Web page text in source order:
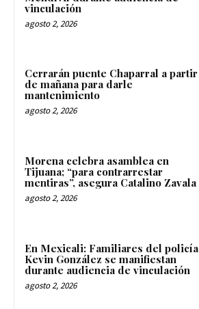
vinculación
agosto 2, 2026
Cerrarán puente Chaparral a partir
de mañana para darle
mantenimiento
agosto 2, 2026
Morena celebra asamblea en
Tijuana; “para contrarrestar
mentiras”, asegura Catalino Zavala
agosto 2, 2026
En Mexicali: Familiares del policía
Kevin González se manifiestan
durante audiencia de vinculación
agosto 2, 2026